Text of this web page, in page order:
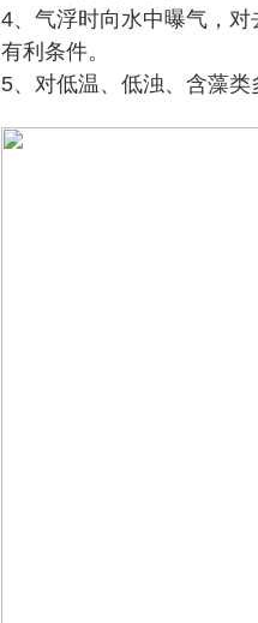
4、气浮时向水中曝气，
有利条件。
5、对低温、低浊、含藻类